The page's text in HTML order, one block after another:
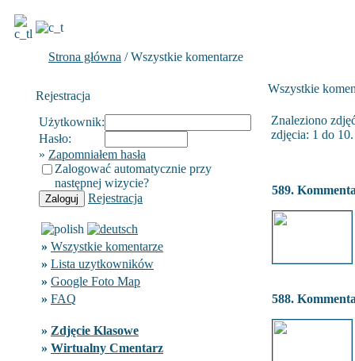
Strona główna / Wszystkie komentarze
Rejestracja
Użytkownik:
Hasło:
» Zapomniałem hasła
Zalogować automatycznie przy
następnej wizycie?
Rejestracja
» Wszystkie komentarze
» Lista uzytkowników
» Google Foto Map
» FAQ
» Zdjęcie Klasowe
» Wirtualny Cmentarz
Wszystkie
Znaleziono
zdjęcia: 1 do 10.
589.
588.